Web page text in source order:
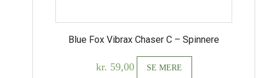
Blue Fox Vibrax Chaser C – Spinnere
kr. 59,00 SE MERE